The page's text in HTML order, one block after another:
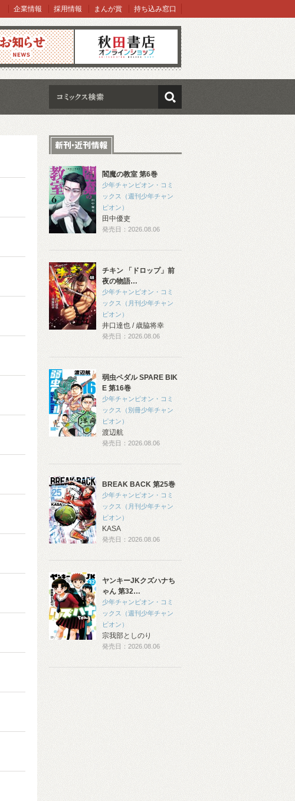
オンラインショップ
企業情報 採用情報 まんが賞 持ち込み窓口
検索
閻魔の教室 第6巻
少年チャンピオン・コミ
ックス（週刊少年チャン
ピオン）
田中優吏
発売日：2026.08.06
チキン 「ドロップ」前
夜の物語…
少年チャンピオン・コミ
ックス（月刊少年チャン
ピオン）
井口達也 / 歳脇将幸
発売日：2026.08.06
弱虫ペダル SPARE BIK
E 第16巻
少年チャンピオン・コミ
ックス（別冊少年チャン
ピオン）
渡辺航
発売日：2026.08.06
BREAK BACK 第25巻
少年チャンピオン・コミ
ックス（月刊少年チャン
ピオン）
KASA
発売日：2026.08.06
ヤンキーJKクズハナち
ゃん 第32…
少年チャンピオン・コミ
ックス（週刊少年チャン
ピオン）
宗我部としのり
発売日：2026.08.06